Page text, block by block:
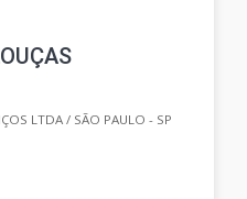
LTDA / SÃO PAULO - SP